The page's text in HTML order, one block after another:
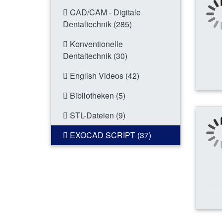
CAD/CAM - Digitale
Dentaltechnik (285)
Konventionelle
Dentaltechnik (30)
English Videos (42)
Bibliotheken (5)
STL-Dateien (9)
EXOCAD SCRIPT (37)